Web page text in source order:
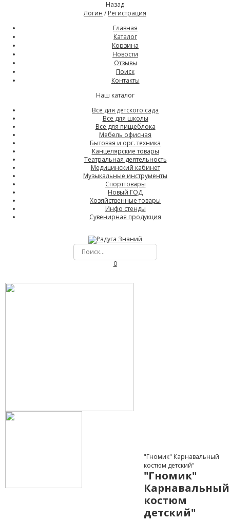
Назад
Логин / Регистрация
Главная
Каталог
Корзина
Новости
Отзывы
Поиск
Контакты
Наш каталог
Все для детского сада
Все для школы
Все для пищеблока
Мебель офисная
Бытовая и орг. техника
Канцелярские товары
Театральная деятельность
Медицинский кабинет
Музыкальные инструменты
Спорттовары
Новый ГОД
Хозяйственные товары
Инфо стенды
Сувенирная продукция
0
"Гномик" Карнавальный
костюм детский"
"Гномик"
Карнавальный
костюм
детский"